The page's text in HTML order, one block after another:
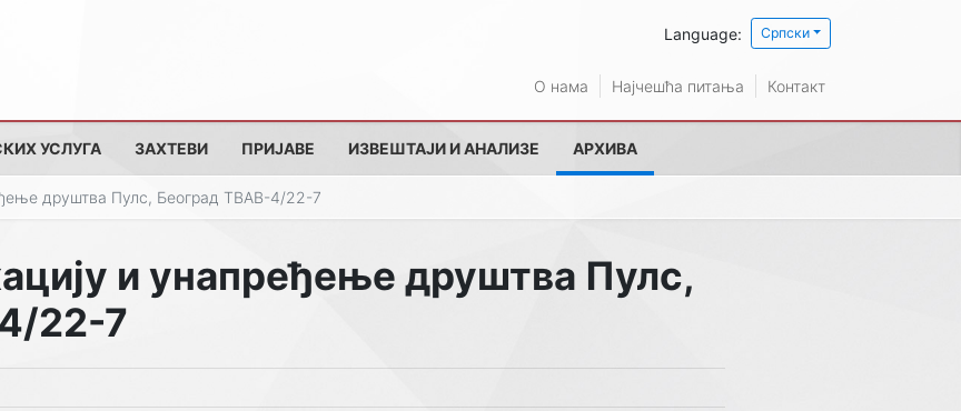
Language: Српски
О нама Најчешћа питања Контакт
УСЛУГА ЗАХТЕВИ ПРИЈАВЕ ИЗВЕШТАЈИ И АНАЛИЗЕ АРХИВА
друштва Пулс, Београд ТВАВ-4/22-7
и унапређење друштва Пулс,
22-7